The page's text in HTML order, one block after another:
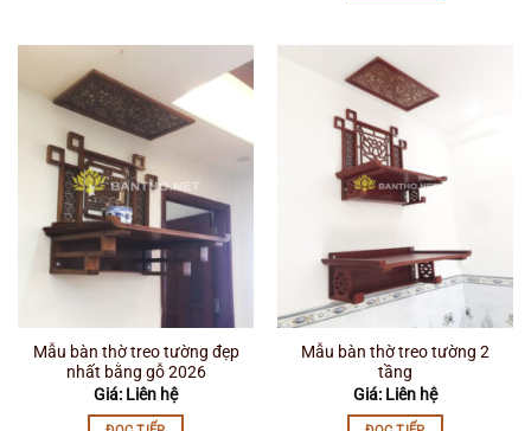
Mẫu bàn thờ treo tường đẹp
nhất bằng gỗ 2026
Giá: Liên hệ
Mẫu bàn thờ treo tường 2
tầng
Giá: Liên hệ